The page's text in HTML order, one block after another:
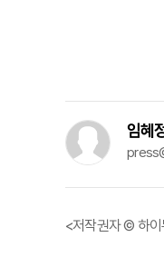
임혜
<저작권자 © 하이